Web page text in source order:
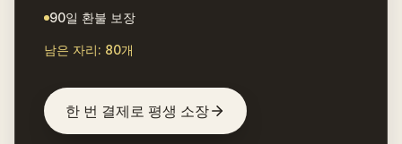
90일 환불 보장
남은 자리: 80개
한 번 결제로 평생 소장